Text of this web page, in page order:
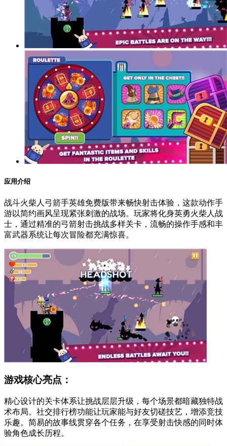
应用介绍
战斗火柴人弓箭手英雄免费版带来畅快射击体验，这款动作手
游以简约画风呈现紧张刺激的战场。玩家将化身英勇火柴人战
士，通过精准的弓箭射击挑战多样关卡，流畅的操作手感和丰
富武器系统让每次冒险都充满惊喜。
游戏核心亮点：
精心设计的关卡体系让挑战层层升级，每个场景都暗藏独特战
术布局。社交排行榜功能让玩家能与好友切磋技艺，增添竞技
乐趣。简易的故事线贯穿各个任务，在享受射击快感的同时体
验角色成长历程。